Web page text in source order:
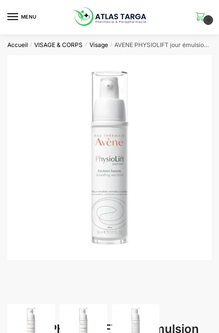
MENU
0
Accueil / VISAGE & CORPS / Visage / AVENE PHYSIOLIFT jour émulsion lissante | 30 ml
AVENE PHYSIOLIFT jour émulsion